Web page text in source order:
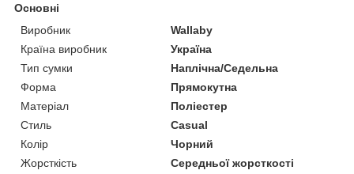
Основні
Виробник
Wallaby
Країна виробник
Україна
Тип сумки
Наплічна/Седельна
Форма
Прямокутна
Матеріал
Поліестер
Стиль
Casual
Колір
Чорний
Жорсткість
Середньої жорсткості